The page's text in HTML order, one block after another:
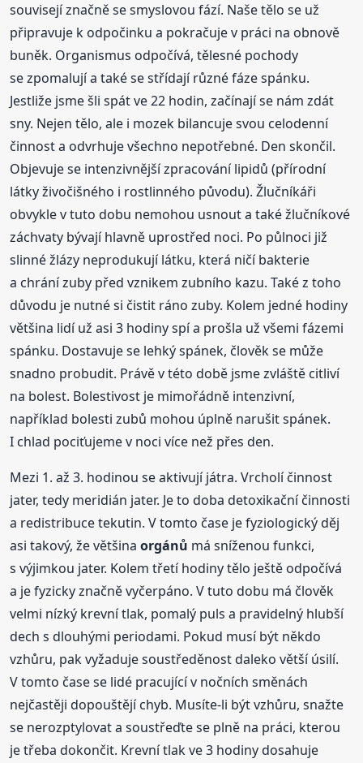
souvisejí značně se smyslovou fází. Naše tělo se už
připravuje k odpočinku a pokračuje v práci na obnově
buněk. Organismus odpočívá, tělesné pochody
se zpomalují a také se střídají různé fáze spánku.
Jestliže jsme šli spát ve 22 hodin, začínají se nám zdát
sny. Nejen tělo, ale i mozek bilancuje svou celodenní
činnost a odvrhuje všechno nepotřebné. Den skončil.
Objevuje se intenzivnější zpracování lipidů (přírodní
látky živočišného i rostlinného původu). Žlučníkáři
obvykle v tuto dobu nemohou usnout a také žlučníkové
záchvaty bývají hlavně uprostřed noci. Po půlnoci již
slinné žlázy neprodukují látku, která ničí bakterie
a chrání zuby před vznikem zubního kazu. Také z toho
důvodu je nutné si čistit ráno zuby. Kolem jedné hodiny
většina lidí už asi 3 hodiny spí a prošla už všemi fázemi
spánku. Dostavuje se lehký spánek, člověk se může
snadno probudit. Právě v této době jsme zvláště citliví
na bolest. Bolestivost je mimořádně intenzivní,
například bolesti zubů mohou úplně narušit spánek.
I chlad pociťujeme v noci více než přes den.
Mezi 1. až 3. hodinou se aktivují játra. Vrcholí činnost
jater, tedy meridián jater. Je to doba detoxikační činnosti
a redistribuce tekutin. V tomto čase je fyziologický děj
asi takový, že většinaorgánů má sníženou funkci,
s výjimkou jater. Kolem třetí hodiny tělo ještě odpočívá
a je fyzicky značně vyčerpáno. V tuto dobu má člověk
velmi nízký krevní tlak, pomalý puls a pravidelný hlubší
dech s dlouhými periodami. Pokud musí být někdo
vzhůru, pak vyžaduje soustředěnost daleko větší úsilí.
V tomto čase se lidé pracující v nočních směnách
nejčastěji dopouštějí chyb. Musíte-li být vzhůru, snažte
se nerozptylovat a soustřeďte se plně na práci, kterou
je třeba dokončit. Krevní tlak ve 3 hodiny dosahuje